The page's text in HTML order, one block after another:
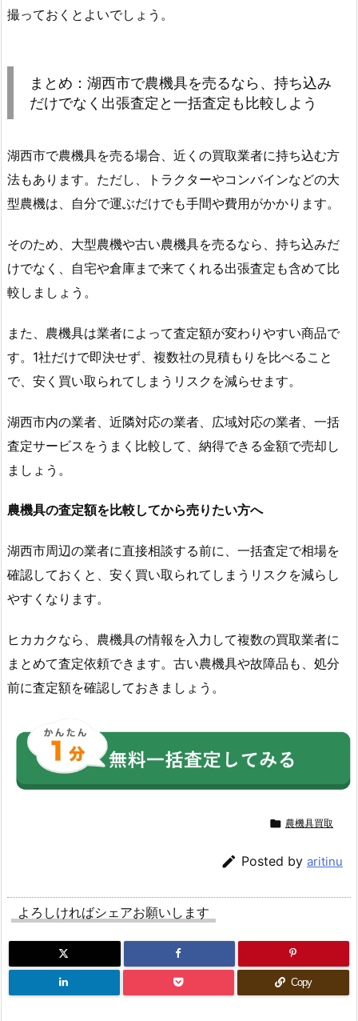
撮っておくとよいでしょう。
まとめ：湖西市で農機具を売るなら、持ち込み
だけでなく出張査定と一括査定も比較しよう
湖西市で農機具を売る場合、近くの買取業者に持ち込む方
法もあります。ただし、トラクターやコンバインなどの大
型農機は、自分で運ぶだけでも手間や費用がかかります。
そのため、大型農機や古い農機具を売るなら、持ち込みだ
けでなく、自宅や倉庫まで来てくれる出張査定も含めて比
較しましょう。
また、農機具は業者によって査定額が変わりやすい商品で
す。1社だけで即決せず、複数社の見積もりを比べること
で、安く買い取られてしまうリスクを減らせます。
湖西市内の業者、近隣対応の業者、広域対応の業者、一括
査定サービスをうまく比較して、納得できる金額で売却し
ましょう。
農機具の査定額を比較してから売りたい方へ
湖西市周辺の業者に直接相談する前に、一括査定で相場を
確認しておくと、安く買い取られてしまうリスクを減らし
やすくなります。
ヒカカクなら、農機具の情報を入力して複数の買取業者に
まとめて査定依頼できます。古い農機具や故障品も、処分
前に査定額を確認しておきましょう。
 農機具買取
 Posted by aritinu
よろしければシェアお願いします
Copy